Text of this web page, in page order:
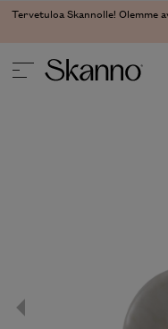
Tervetuloa Skannolle! Olemme